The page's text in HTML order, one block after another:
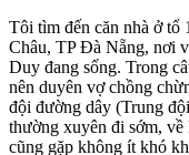
Tôi tìm đến căn nhà ở tổ
Châu, TP Đà Nẵng, nơi
Duy đang sống. Trong
nên duyên vợ chồng
đội đường dây (Trung
thường xuyên đi sớm,
cũng gặp không ít khó